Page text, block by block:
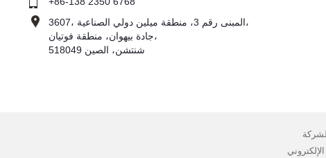
3607، المبنى رقم 3، منطقة ميلين دولي الصناعية،
جادة بيهوان، منطقة فوتيان،
518049 شنتشن، الصين